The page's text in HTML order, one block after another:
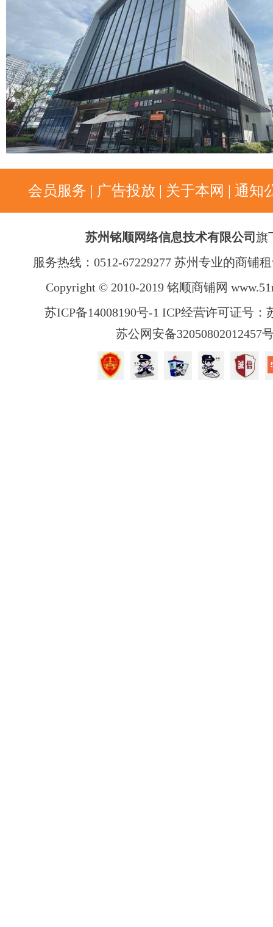
会员服务 广告投放 关于本网 通知
苏州铭顺网络信息技术有限公司 旗
服务热线：0512-67229277 苏州专业的商铺
Copyright © 2010-2019 铭顺商铺网
苏ICP备14008190号-1 ICP经营许可证号：
苏公网安备32050802012457